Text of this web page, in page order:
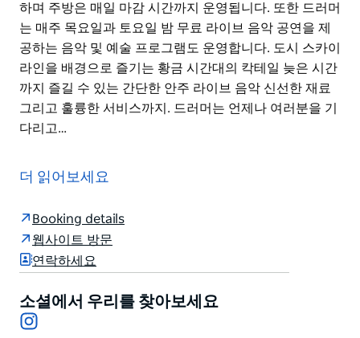
하며 주방은 매일 마감 시간까지 운영됩니다. 또한 드러머
는 매주 목요일과 토요일 밤 무료 라이브 음악 공연을 제
공하는 음악 및 예술 프로그램도 운영합니다. 도시 스카이
라인을 배경으로 즐기는 황금 시간대의 칵테일 늦은 시간
까지 즐길 수 있는 간단한 안주 라이브 음악 신선한 재료
그리고 훌륭한 서비스까지. 드러머는 언제나 여러분을 기
다리고…
이자 시드니 서부 유명 지역으로 향하는 관문인 글리브
공간을 제공합니다. 특히 놀라운 점은 글리브 지역 주민들
사이에서 숨겨진 보물 같은 루프탑 바입니다.
신선한 지역 농산물을 중시하는 드러머는 계절 칵테일 수
제 맥주 엄선된 와인 등 다양한 메뉴를 선보입니다. 새벽
2시까지 영업하며 주방은 매일 마감 시간까지 운영됩니
더 읽어보세요
Booking details
웹사이트 방문
연락하세요
소셜에서 우리를 찾아보세요